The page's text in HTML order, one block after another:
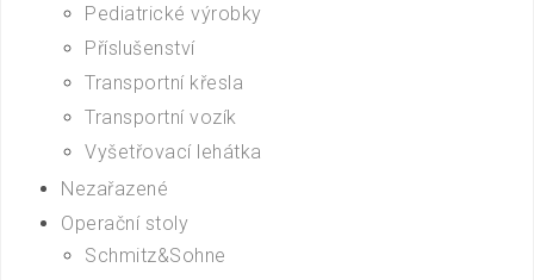
Pediatrické výrobky
Příslušenství
Transportní křesla
Transportní vozík
Vyšetřovací lehátka
Nezařazené
Operační stoly
Schmitz&Sohne